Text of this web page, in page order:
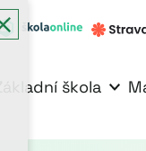
Základní škola